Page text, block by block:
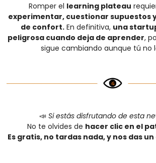
Romper el learning plateau
experimentar, cuestionar supuestos
de confort. En definitiva, una
peligrosa cuando deja de aprender,
sigue cambiando aunque tú no
📣 Si estás disfrutando de esta
No te olvides de hacer clic en el
Es gratis, no tardas nada, y nos das